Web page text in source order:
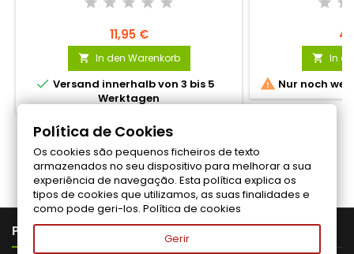
11,95 €
 In den Warenkorb
 Versand innerhalb von 3 bis 5
Werktagen
 In
 Nur noch
Folgen Sie uns auf Facebook
PRODUTOS 
Política de Cookies
Os cookies são pequenos ficheiros de texto
armazenados no seu dispositivo para melhorar a sua
experiência de navegação. Esta política explica os
tipos de cookies que utilizamos, as suas finalidades e
como pode geri-los.Política de cookies
Gerir